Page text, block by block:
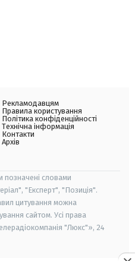
Рекламодавцям
Правила користування
Політика конфіденційності
Технічна інформація
Контакти
Архів
позначені словами
"Експерт", "Позиція".
цитування можна
сайтом. Усі права
"Люкс"», 24